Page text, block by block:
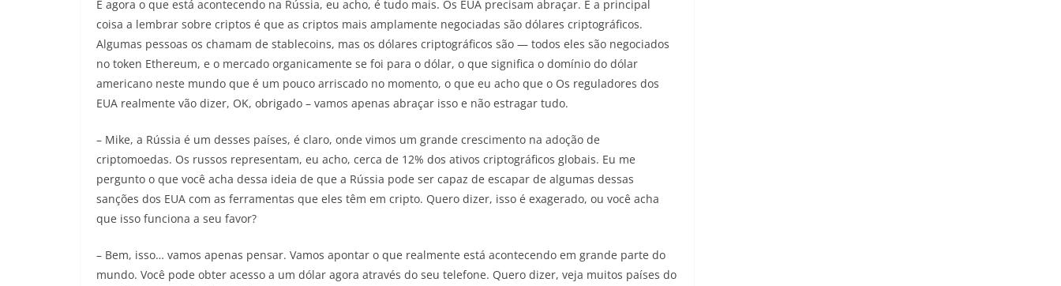
E agora o que está acontecendo na Rússia, eu acho, é tudo mais. Os EUA precisam abraçar. E a principal
coisa a lembrar sobre criptos é que as criptos mais amplamente negociadas são dólares criptográficos.
Algumas pessoas os chamam de stablecoins, mas os dólares criptográficos são — todos eles são negociados
no token Ethereum, e o mercado organicamente se foi para o dólar, o que significa o domínio do dólar
americano neste mundo que é um pouco arriscado no momento, o que eu acho que o Os reguladores dos
EUA realmente vão dizer, OK, obrigado – vamos apenas abraçar isso e não estragar tudo.
– Mike, a Rússia é um desses países, é claro, onde vimos um grande crescimento na adoção de
criptomoedas. Os russos representam, eu acho, cerca de 12% dos ativos criptográficos globais. Eu me
pergunto o que você acha dessa ideia de que a Rússia pode ser capaz de escapar de algumas dessas
sanções dos EUA com as ferramentas que eles têm em cripto. Quero dizer, isso é exagerado, ou você acha
que isso funciona a seu favor?
– Bem, isso… vamos apenas pensar. Vamos apontar o que realmente está acontecendo em grande parte do
mundo. Você pode obter acesso a um dólar agora através do seu telefone. Quero dizer, veja muitos países do